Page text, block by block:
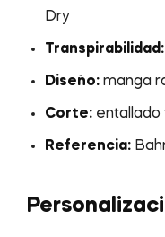
Dry
Transpirabilidad:
Diseño: manga
Corte: entallado
Referencia: